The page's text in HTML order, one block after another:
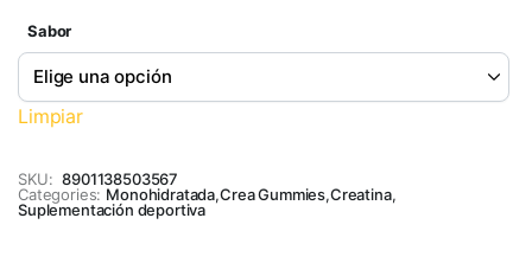
Sabor
Limpiar
SKU: 8901138503567
Categories: Monohidratada,Crea Gummies,Creatina,
Suplementación deportiva